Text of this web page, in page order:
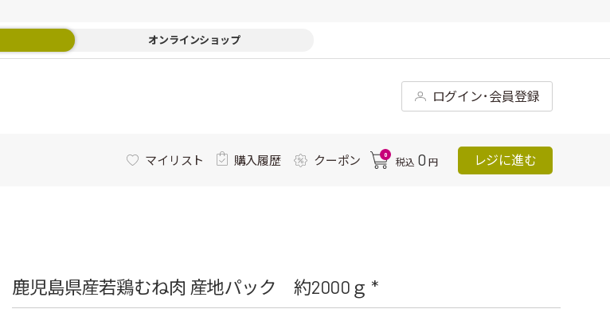
オンラインショップ
ログイン･会員登録
マイリスト 購入履歴 クーポン 0
税込 0 円 レジに進む
鹿児島県産若鶏むね肉 産地パック 約2000ｇ *